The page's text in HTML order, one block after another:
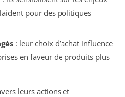
pour des politiques
: leur choix d’achat influence
en faveur de produits plus
leurs actions et